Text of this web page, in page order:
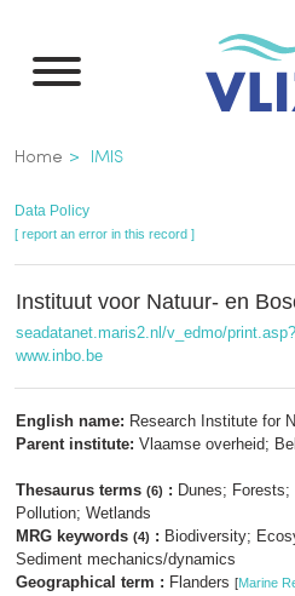
main
Breadcrumb
Home IMIS
Data Policy
[ report an error in this record ]
Instituut voor Natuur- en
seadatanet.maris2.nl/v_edmo/
www.inbo.be
English name: Research Institute for
Parent institute: Vlaamse overheid;
Thesaurus terms (6) : Dunes; Forests;
Pollution; Wetlands
MRG keywords (4) : Biodiversity;
Sediment mechanics/dynamics
Geographical term : Flanders [Marine